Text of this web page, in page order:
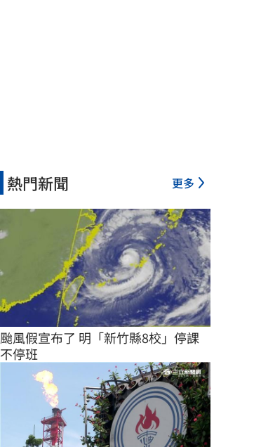
熱門新聞 更多
颱風假宣布了 明「新竹縣8校」停課
不停班